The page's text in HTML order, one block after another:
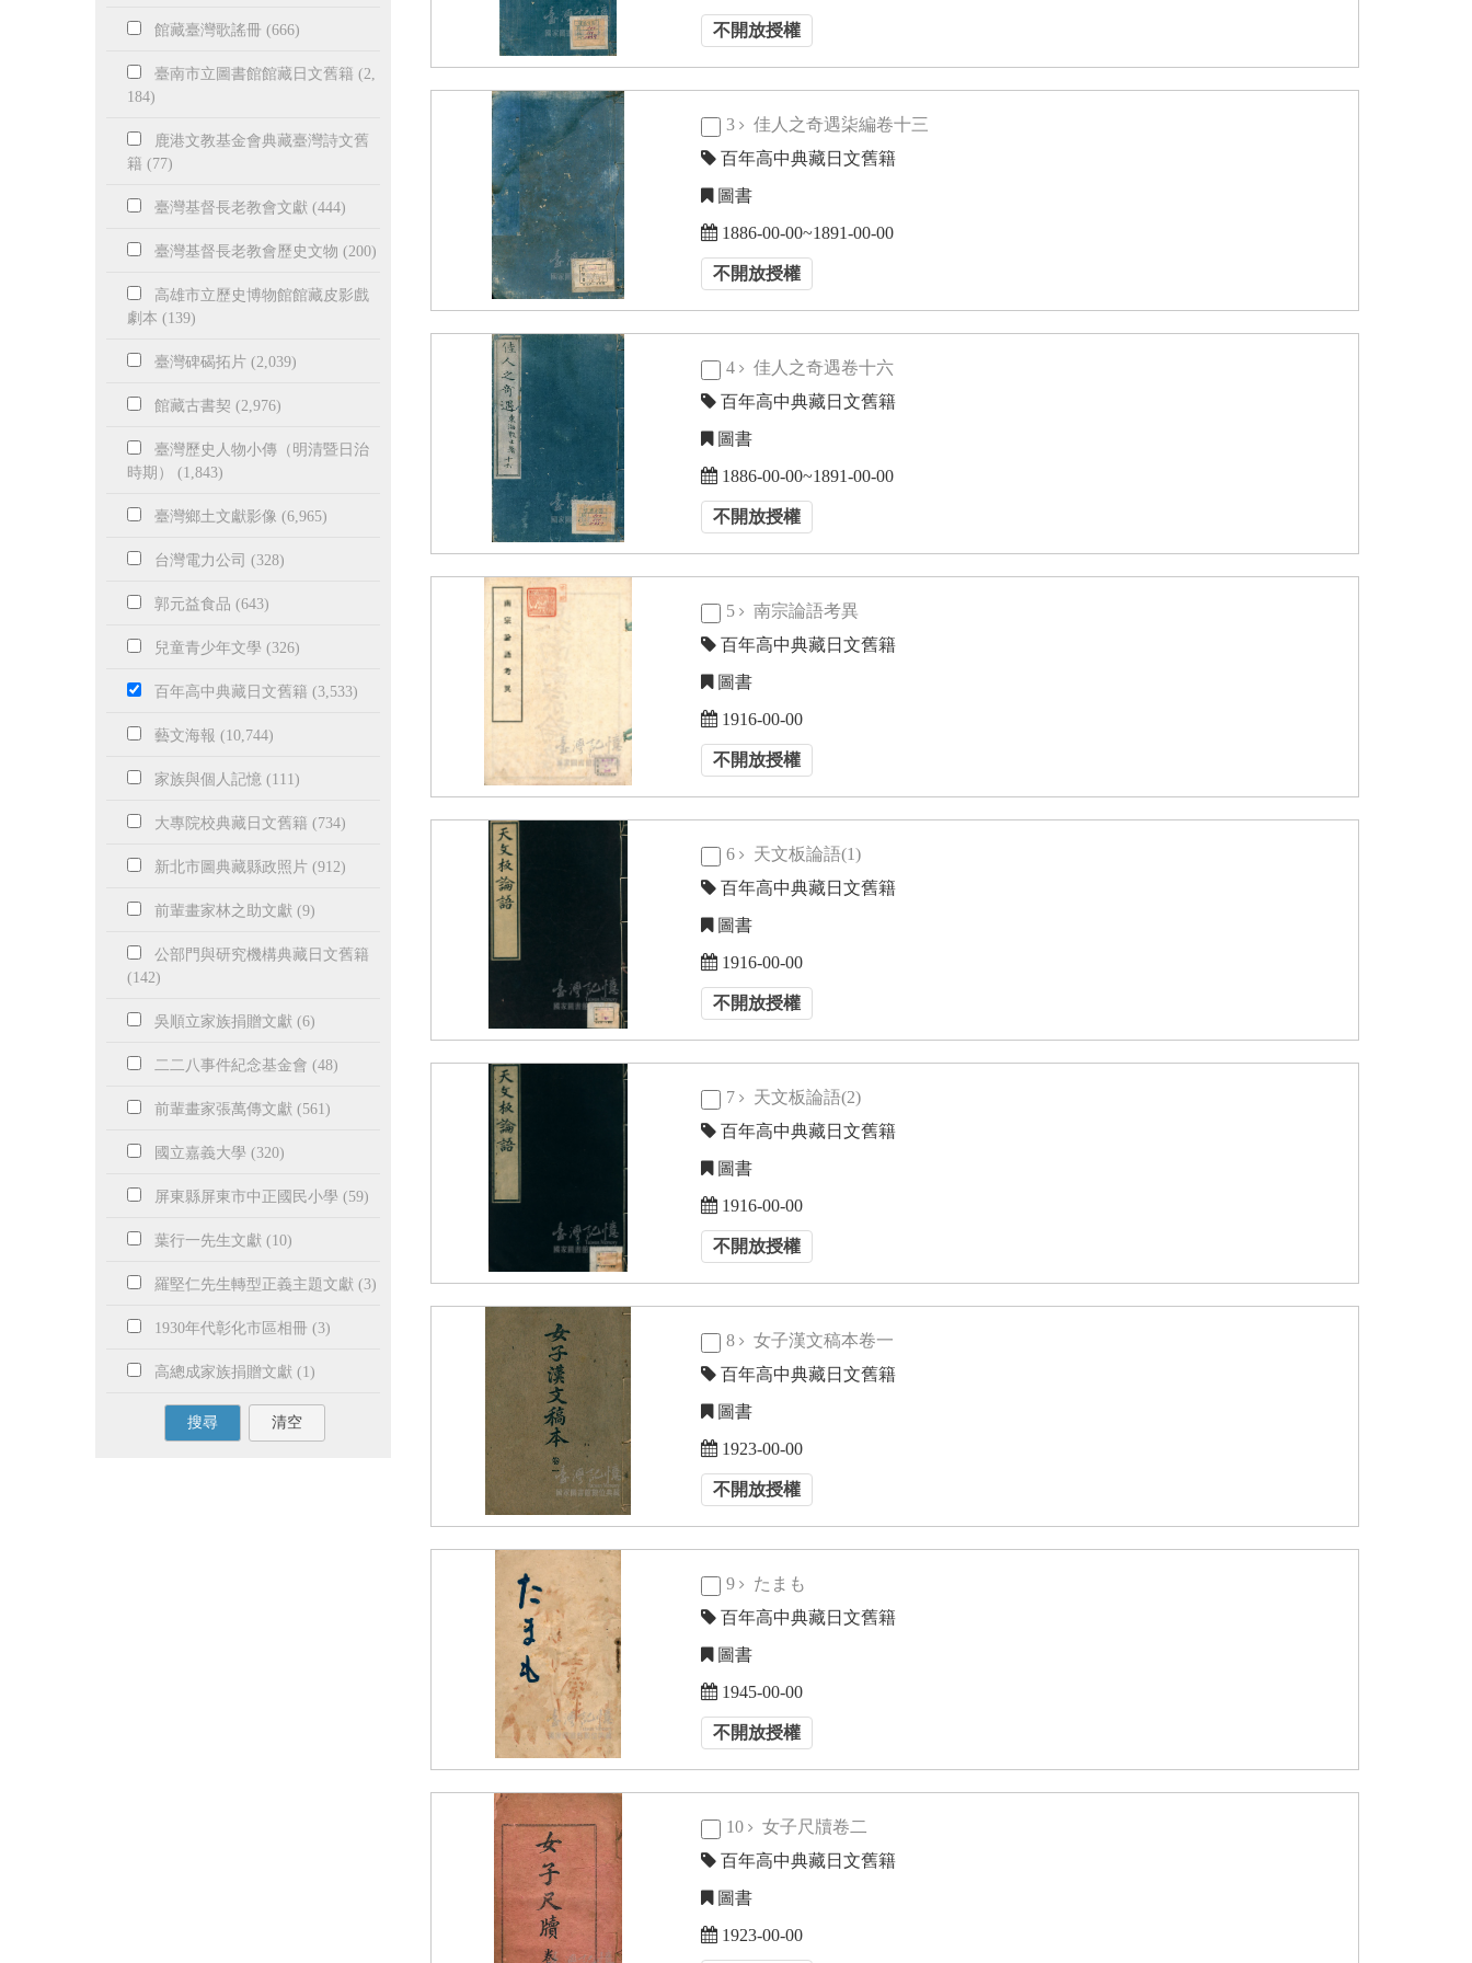
館藏臺灣歌謠冊 (666)
臺南市立圖書館館藏日文舊籍 (2,
184)
鹿港文教基金會典藏臺灣詩文舊
籍 (77)
臺灣基督長老教會文獻 (444)
臺灣基督長老教會歷史文物 (200)
高雄市立歷史博物館館藏皮影戲
劇本 (139)
臺灣碑碣拓片 (2,039)
館藏古書契 (2,976)
臺灣歷史人物小傳（明清暨日治
時期） (1,843)
臺灣鄉土文獻影像 (6,965)
台灣電力公司 (328)
郭元益食品 (643)
兒童青少年文學 (326)
百年高中典藏日文舊籍 (3,533)
藝文海報 (10,744)
家族與個人記憶 (111)
大專院校典藏日文舊籍 (734)
新北市圖典藏縣政照片 (912)
前輩畫家林之助文獻 (9)
公部門與研究機構典藏日文舊籍
(142)
吳順立家族捐贈文獻 (6)
二二八事件紀念基金會 (48)
前輩畫家張萬傳文獻 (561)
國立嘉義大學 (320)
屏東縣屏東市中正國民小學 (59)
葉行一先生文獻 (10)
羅堅仁先生轉型正義主題文獻 (3)
1930年代彰化市區相冊 (3)
高總成家族捐贈文獻 (1)
搜尋 清空
不開放授權
3
佳人之奇遇柒編卷十三
百年高中典藏日文舊籍
圖書
1886-00-00~1891-00-00
不開放授權
4
佳人之奇遇卷十六
百年高中典藏日文舊籍
圖書
1886-00-00~1891-00-00
不開放授權
5
南宗論語考異
百年高中典藏日文舊籍
圖書
1916-00-00
不開放授權
6
天文板論語(1)
百年高中典藏日文舊籍
圖書
1916-00-00
不開放授權
7
天文板論語(2)
百年高中典藏日文舊籍
圖書
1916-00-00
不開放授權
8
女子漢文稿本卷一
百年高中典藏日文舊籍
圖書
1923-00-00
不開放授權
9
たまも
百年高中典藏日文舊籍
圖書
1945-00-00
不開放授權
10
女子尺牘卷二
百年高中典藏日文舊籍
圖書
1923-00-00